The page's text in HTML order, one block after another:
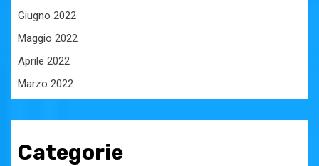
Giugno 2022
Maggio 2022
Aprile 2022
Marzo 2022
Categorie